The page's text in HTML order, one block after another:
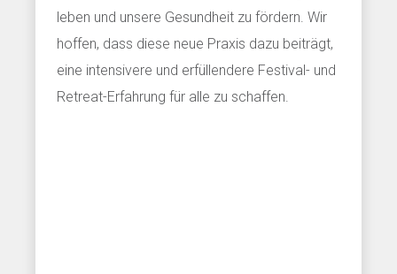
leben und unsere Gesundheit zu fördern. Wir
hoffen, dass diese neue Praxis dazu beiträgt,
eine intensivere und erfüllendere Festival- und
Retreat-Erfahrung für alle zu schaffen.